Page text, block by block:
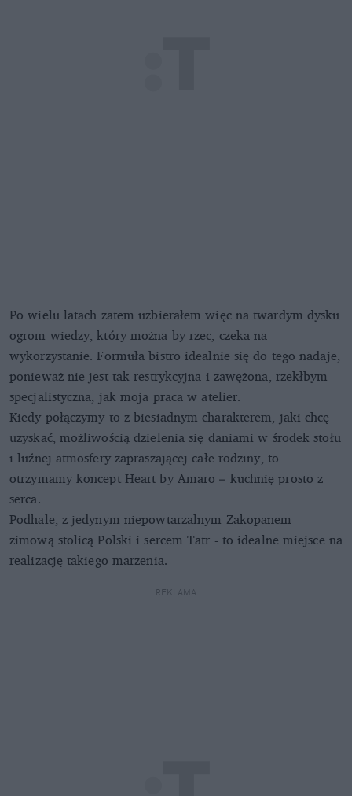
Po wielu latach zatem uzbierałem więc na twardym dysku
ogrom wiedzy, który można by rzec, czeka na
wykorzystanie. Formuła bistro idealnie się do tego nadaje,
ponieważ nie jest tak restrykcyjna i zawężona, rzekłbym
specjalistyczna, jak moja praca w atelier.
Kiedy połączymy to z biesiadnym charakterem, jaki chcę
uzyskać, możliwością dzielenia się daniami w środek stołu
i luźnej atmosfery zapraszającej całe rodziny, to
otrzymamy koncept Heart by Amaro – kuchnię prosto z
serca.
Podhale, z jedynym niepowtarzalnym Zakopanem -
zimową stolicą Polski i sercem Tatr - to idealne miejsce na
realizację takiego marzenia.
REKLAMA